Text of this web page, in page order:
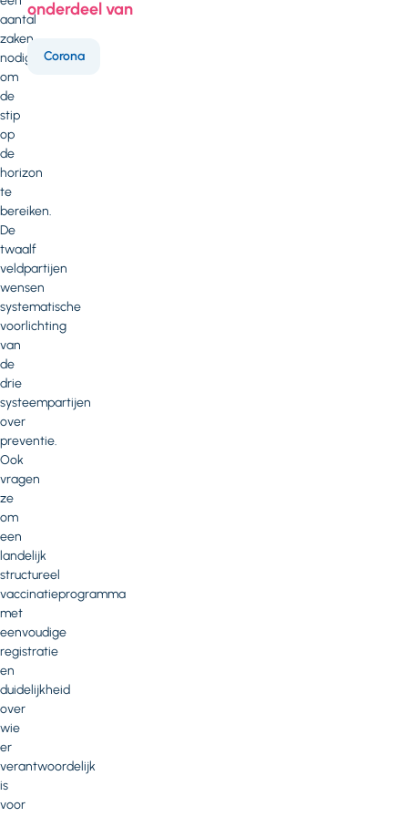
aantal
zaken
nodig
om
de
stip
op
de
horizon
te
bereiken.
De
twaalf
veldpartijen
wensen
systematische
voorlichting
van
de
drie
systeempartijen
over
preventie.
Ook
vragen
ze
om
een
landelijk
structureel
vaccinatieprogramma
met
eenvoudige
registratie
en
duidelijkheid
over
wie
er
verantwoordelijk
is
voor
onderdeel van
Corona